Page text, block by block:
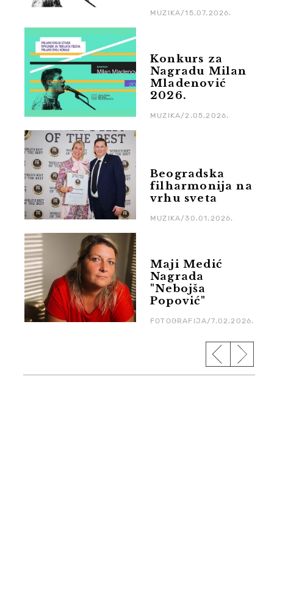
MUZIKA/15.07.2026.
Konkurs za
Nagradu Milan
Mladenović
2026.
MUZIKA/2.05.2026.
Beogradska
filharmonija na
vrhu sveta
MUZIKA/30.01.2026.
Maji Medić
Nagrada
"Nebojša
Popović"
FOTOGRAFIJA/7.02.2026.